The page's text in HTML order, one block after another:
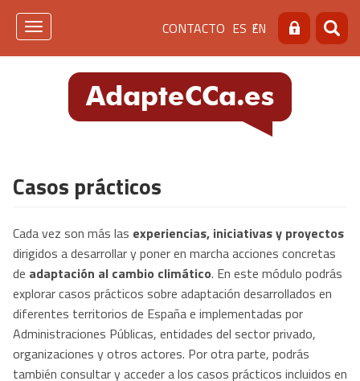
Pasar
Menú
de
cabecera
[contacto]
CONTACTO ES EN Buscar
Toggle
Casos prácticos
Cada vez son más las experiencias, iniciativas y proyectos
dirigidos a desarrollar y poner en marcha acciones concretas
de adaptación al cambio climático. En este módulo podrás
explorar casos prácticos sobre adaptación desarrollados en
diferentes territorios de España e implementadas por
Administraciones Públicas, entidades del sector privado,
organizaciones y otros actores. Por otra parte, podrás
también consultar y acceder a los casos prácticos incluidos en